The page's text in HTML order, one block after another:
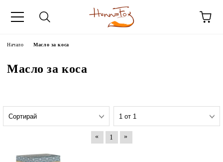
Начало Масло за коса
Масло за коса
« 1 »